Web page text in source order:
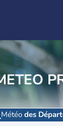
Météo des